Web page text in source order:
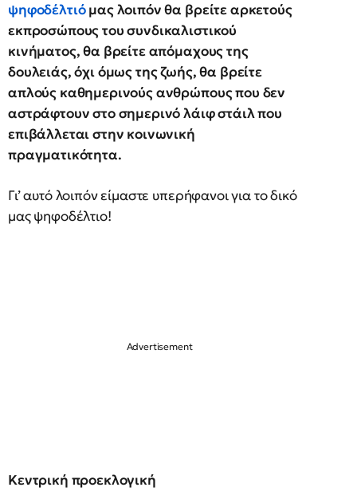
ψηφοδέλτιόμας λοιπόν θα βρείτε αρκετούς
εκπροσώπους του συνδικαλιστικού
κινήματος, θα βρείτε απόμαχους της
δουλειάς, όχι όμως της ζωής, θα βρείτε
απλούς καθημερινούς ανθρώπους που δεν
αστράφτουν στο σημερινό λάιφ στάιλ που
επιβάλλεται στην κοινωνική
πραγματικότητα.
Γι’ αυτό λοιπόν είμαστε υπερήφανοι για το δικό
μας ψηφοδέλτιο!
Κεντρική προεκλογική